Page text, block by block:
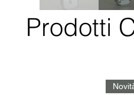
Prodotti